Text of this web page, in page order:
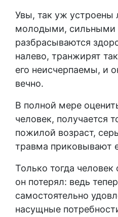
Увы, так уж устроены
молодыми, сильными
разбрасываются
налево, транжирят
его неисчерпаемы, и
вечно.
В полной мере
человек, получается
пожилой возраст,
травма приковывают
Только тогда человек
он потерял: ведь
самостоятельно
насущные